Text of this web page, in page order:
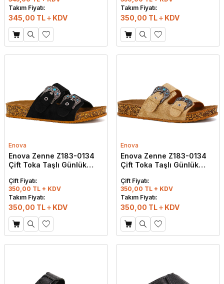
Takım Fiyatı:
345,00 TL KDV
Takım Fiyatı:
350,00 TL KDV
Enova
Enova Zenne Z183-0134
Çift Toka Taşlı Günlük
Çift Fiyatı:
350,00 TL + KDV
Takım Fiyatı:
350,00 TL KDV
Enova
Enova Zenne Z183-0134
Çift Toka Taşlı Günlük
Çift Fiyatı:
350,00 TL + KDV
Takım Fiyatı:
350,00 TL KDV